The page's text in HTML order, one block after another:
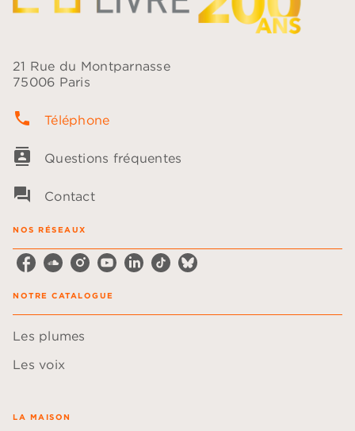
21 Rue du Montparnasse
75006 Paris
phone Téléphone
contacts Questions fréquentes
question_answer Contact
NOS RÉSEAUX
NOTRE CATALOGUE
Les plumes
Les voix
LA MAISON